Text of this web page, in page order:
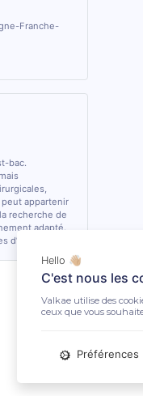
Franche-
bac.
appartenir
recherche de
adapté.
Hello 👋🏼
C'est nous les
Valkae utilise des
ceux que vous
Préférences